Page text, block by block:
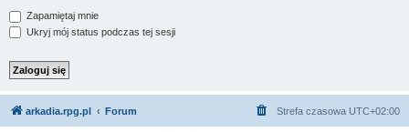
Zapamiętaj mnie
Ukryj mój status podczas tej sesji
arkadia.rpg.pl Forum Strefa czasowa UTC+02:00